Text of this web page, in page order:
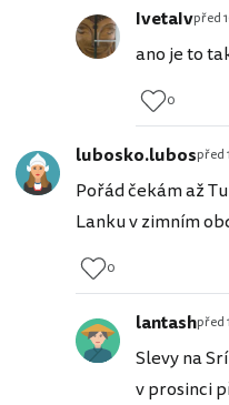
IvetaIvpřed
ano je to
0
lubosko.lubospřed
Pořád čekám až
Lanku v zimním
0
lantashpřed
Slevy na
v prosinci